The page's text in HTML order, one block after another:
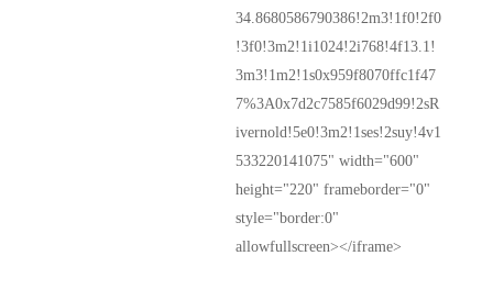
34.8680586790386!2m3!1f0!2f0
!3f0!3m2!1i1024!2i768!4f13.1!
3m3!1m2!1s0x959f8070ffc1f47
7%3A0x7d2c7585f6029d99!2sR
ivernold!5e0!3m2!1ses!2suy!4v1
533220141075" width="600"
height="220" frameborder="0"
style="border:0"
allowfullscreen></iframe>